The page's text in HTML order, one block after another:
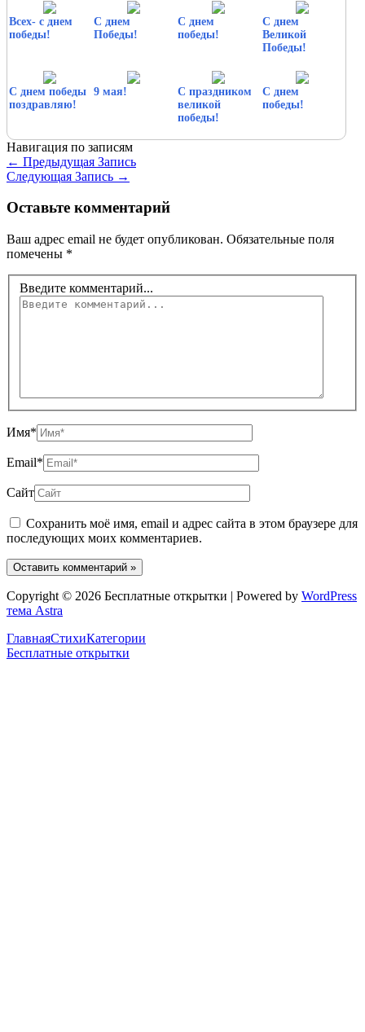
Всех- с днем
победы!
С днем
Победы!
С днем
победы!
С днем
Великой
Победы!
С днем победы
поздравляю!
9 мая!
С праздником
великой
победы!
С днем
победы!
Навигация по записям
← Предыдущая Запись
Следующая Запись →
Оставьте комментарий
Ваш адрес email не будет опубликован. Обязательные поля
помечены *
Введите комментарий...
Имя*
Email*
Сайт
Сохранить моё имя, email и адрес сайта в этом браузере для
последующих моих комментариев.
Copyright © 2026 Бесплатные открытки | Powered by WordPress
тема Astra
ГлавнаяСтихиКатегории
Бесплатные открытки